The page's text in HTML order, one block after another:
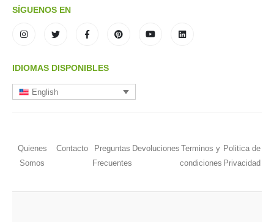
SÍGUENOS EN
IDIOMAS DISPONIBLES
English
Quienes
Somos
Contacto
Preguntas
Frecuentes
Devoluciones Terminos y
condiciones
Politica de
Privacidad